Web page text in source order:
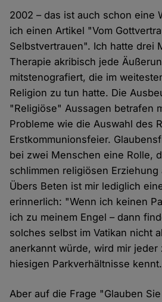
2002 – das ist auch schon eine
ich einen Artikel "Vom
Selbstvertrauen". Ich hatte drei
Therapie akribisch jede
mitstenografiert, die im
Religion zu tun hatte. Die
"Religiöse" Aussagen betrafen
Probleme wie die Auswahl des
Erstkommunionsfeier.
bei zwei Menschen eine Rolle,
schlimmen religiösen
Übers Beten ist mir lediglich
erinnerlich: "Wenn ich keinen
ich zu meinem Engel – dann
solches selbst im Vatikan nicht
anerkannt würde, wird mir
hiesigen Parkverhältnisse kennt.
Aber auf die Frage "Glauben